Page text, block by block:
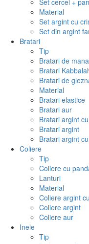
Set cercei +
Material
Set argint cu
Set din argint
Bratari
Tip
Bratari de mana
Bratari
Bratari de
Material
Bratari elastice
Bratari aur
Bratari argint
Bratari argint
Bratari argint
Coliere
Tip
Coliere cu
Lanturi
Material
Coliere argint
Coliere argint
Coliere aur
Inele
Tip